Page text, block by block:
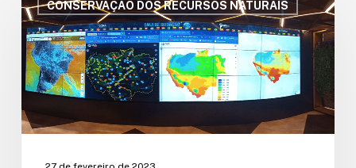
CONSERVAÇÃO DOS RECURSOS NATURAIS
Regional:
Monitoramento
dos
Recursos
Hídricos
da
Bacia
Amazônica